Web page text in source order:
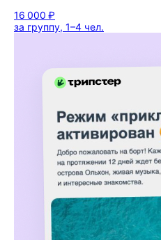
16 000 ₽
за группу, 1–4 чел.